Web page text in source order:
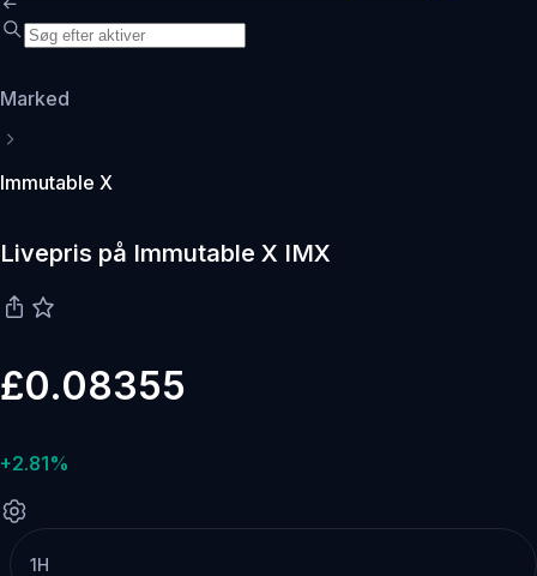
Marked
Immutable X
Livepris på Immutable X IMX
£0.08355
+2.81%
1H